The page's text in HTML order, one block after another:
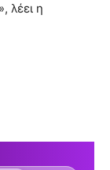
λέει η